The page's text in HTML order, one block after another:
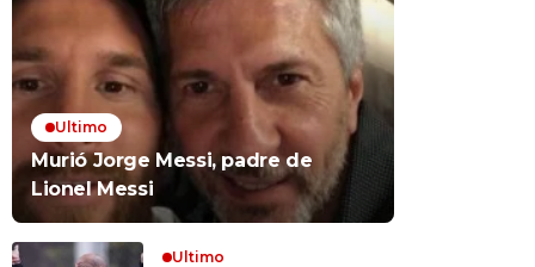
Ultimo
Murió Jorge Messi, padre de
Lionel Messi
Ultimo